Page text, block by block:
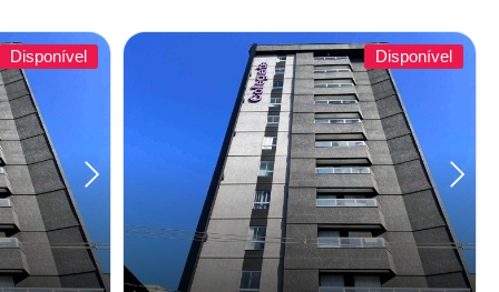
Disponível Disponível